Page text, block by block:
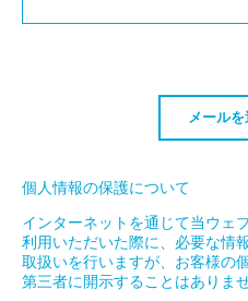
個人情報の保護について
インターネットを通じて当ウェ
利用いただいた際に、必要な情
取扱いを行いますが、お客様の
第三者に開示することはありませ